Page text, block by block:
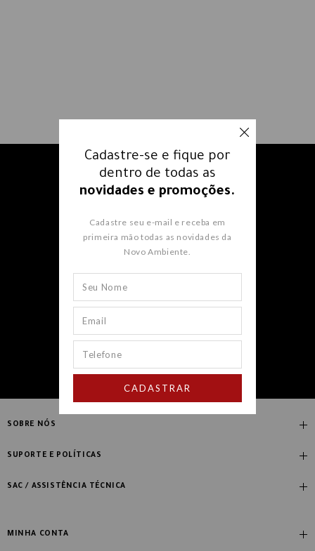
Receba nossos e-mails e fique
por dentrode todas as
SOBRE NÓS
Quem Somos
SUPORTE E POLÍTICAS
Compre com Especialista
SAC / ASSISTÊNCIA TÉCNICA
MINHA CONTA
Cadastre-se e fique por
dentro de todas as
novidades e promoções.
Cadastre seu e-mail e receba em
primeira mão todas as novidades da
Novo Ambiente.
CADASTRAR